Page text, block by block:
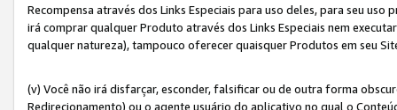
Recompensa através dos Links Especiais para uso deles, para seu
irá comprar qualquer Produto através dos Links Especiais nem
qualquer natureza), tampouco oferecer quaisquer Produtos em seu
(v) Você não irá disfarçar, esconder, falsificar ou de outra forma
Redirecionamento) ou o agente usuário do aplicativo no qual o